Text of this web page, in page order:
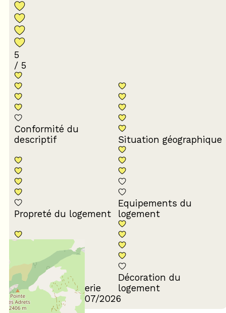
5
/ 5
Conformité du
descriptif
Situation géographique
Propreté du logement
Equipements du
logement
Confort de la literie
Décoration du
logement
Avis écrit le 29/07/2026